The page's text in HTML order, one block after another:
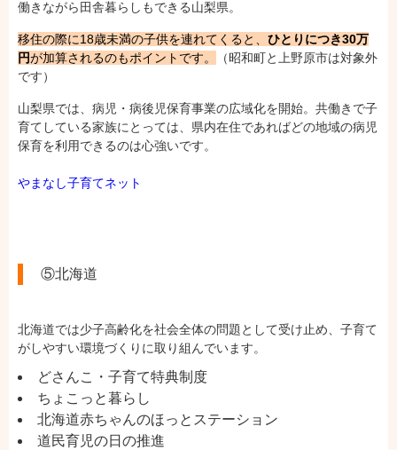
働きながら田舎暮らしもできる山梨県。
移住の際に18歳未満の子供を連れてくると、 ひとりにつき30万
円が加算されるのもポイントです。
（昭和町と上野原市は対象外
です）
山梨県では、病児・病後児保育事業の広域化を開始。共働きで子
育てしている家族にとっては、県内在住であればどの地域の病児
保育を利用できるのは心強いです。
やまなし子育てネット
⑤北海道
北海道では少子高齢化を社会全体の問題として受け止め、子育て
がしやすい環境づくりに取り組んでいます。
どさんこ・子育て特典制度
ちょこっと暮らし
北海道赤ちゃんのほっとステーション
道民育児の日の推進